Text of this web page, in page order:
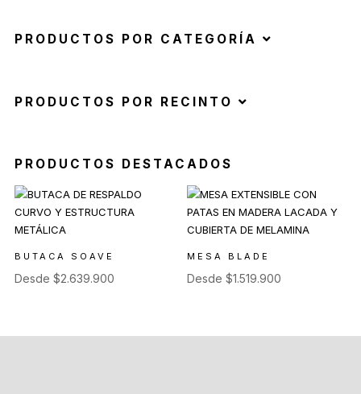
PRODUCTOS POR CATEGORÍA
PRODUCTOS POR RECINTO
PRODUCTOS DESTACADOS
BUTACA SOAVE
Desde $2.639.900
MESA BLADE
Desde$1.519.900